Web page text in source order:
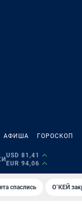
АФИША ГОРОСКОП
USD 81,41
EUR 94,06
спаслись О`КЕЙ